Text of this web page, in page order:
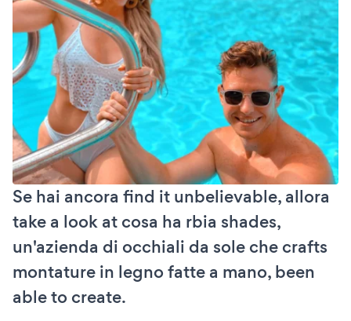
Se hai ancora find it unbelievable, allora
take a look at cosa ha rbia shades,
un'azienda di occhiali da sole che crafts
montature in legno fatte a mano, been
able to create.